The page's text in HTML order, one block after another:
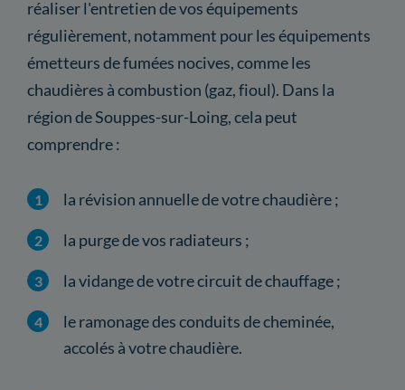
réaliser l'entretien de vos équipements
régulièrement, notamment pour les équipements
émetteurs de fumées nocives, comme les
chaudières à combustion (gaz, fioul). Dans la
région de Souppes-sur-Loing, cela peut
comprendre :
la révision annuelle de votre chaudière ;
la purge de vos radiateurs ;
la vidange de votre circuit de chauffage ;
le ramonage des conduits de cheminée,
accolés à votre chaudière.